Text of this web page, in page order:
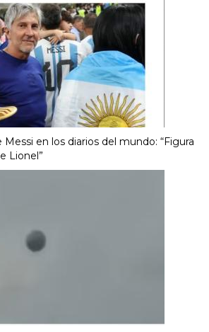
en los diarios del mundo: “Figura
Lionel”